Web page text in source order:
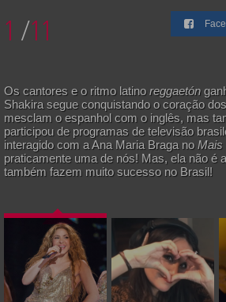
1 /11
Os cantores e o ritmo latinoreggaetón
Shakira segue conquistando o coração
mesclam o espanhol com o inglês, mas
participou de programas de televisão
interagido com a Ana Maria Braga noMais
praticamente uma de nós! Mas, ela não é
também fazem muito sucesso no Brasil!